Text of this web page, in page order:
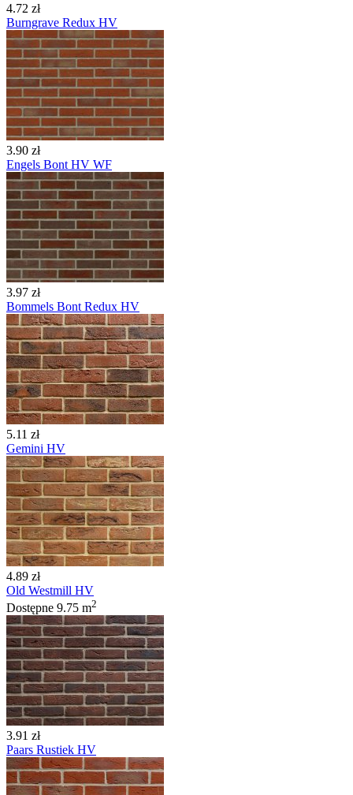
4.72 zł
Burngrave Redux HV
3.90 zł
Engels Bont HV WF
3.97 zł
Bommels Bont Redux HV
5.11 zł
Gemini HV
4.89 zł
Old Westmill HV
Dostępne 9.75 m2
3.91 zł
Paars Rustiek HV